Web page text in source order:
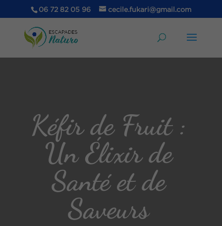
06 72 82 05 96 cecile.fukari@gmail.com
Kéfir de Fruit :
Un Élixir de
Santé et de
Saveurs